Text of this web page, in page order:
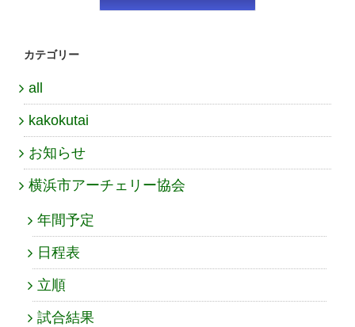
カテゴリー
all
kakokutai
お知らせ
横浜市アーチェリー協会
年間予定
日程表
立順
試合結果